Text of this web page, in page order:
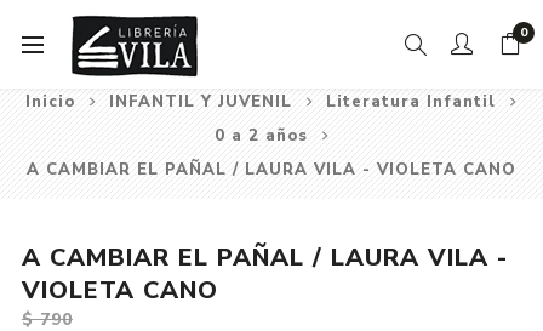
0
Inicio INFANTIL Y JUVENIL
Literatura Infantil
0 a 2 años
A CAMBIAR EL PAÑAL / LAURA VILA - VIOLETA CANO
A CAMBIAR EL PAÑAL / LAURA VILA -
VIOLETA CANO
$ 790